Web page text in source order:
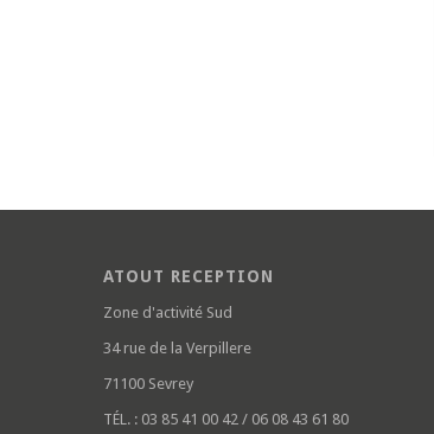
ATOUT RECEPTION
Zone d'activité Sud
34 rue de la Verpillere
71100 Sevrey
TÉL. : 03 85 41 00 42 / 06 08 43 61 80